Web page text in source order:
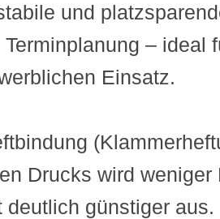
und
– ideal
Einsatz.
Drucks wird
deutlich günstiger